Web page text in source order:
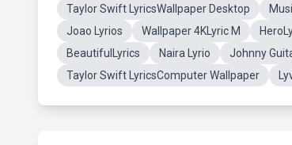
Taylor Swift LyricsWallpaper Desktop
Joao Lyrios
Wallpaper 4KLyric M
BeautifulLyrics
Naira Lyrio Johnny
Taylor Swift LyricsComputer Wallpaper